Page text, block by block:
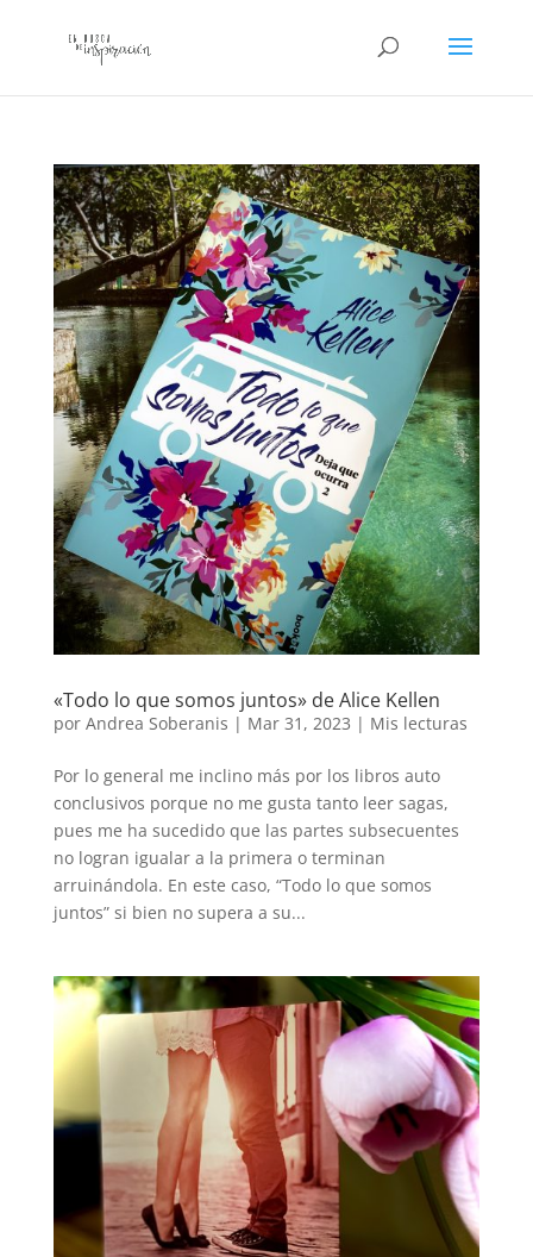
«Todo lo que somos juntos» de Alice Kellen
por Andrea Soberanis | Mar 31, 2023 | Mis lecturas
Por lo general me inclino más por los libros auto
conclusivos porque no me gusta tanto leer sagas,
pues me ha sucedido que las partes subsecuentes
no logran igualar a la primera o terminan
arruinándola. En este caso, “Todo lo que somos
juntos” si bien no supera a su...